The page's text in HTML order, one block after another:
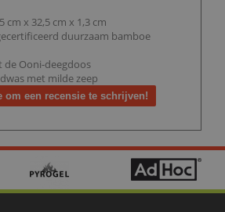
cm x 32,5 cm x 1,3 cm
duurzaam bamboe
de Ooni-deegdoos
met milde zeep
om een recensie te schrijven!